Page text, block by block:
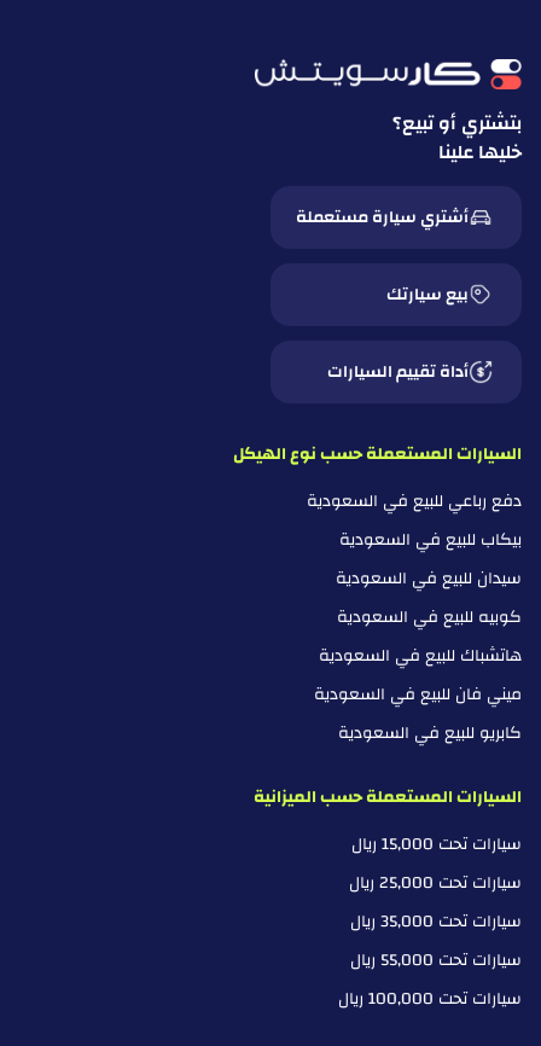
بتشتري أو تبيع؟
خليها علينا
أشتري سيارة مستعملة
بيع سيارتك
أداة تقييم السيارات
السيارات المستعملة حسب نوع الهيكل
دفع رباعي للبيع في السعودية
بيكاب للبيع في السعودية
سيدان للبيع في السعودية
كوبيه للبيع في السعودية
هاتشباك للبيع في السعودية
ميني فان للبيع في السعودية
كابريو للبيع في السعودية
السيارات المستعملة حسب الميزانية
سيارات تحت 15,000 ريال
سيارات تحت 25,000 ريال
سيارات تحت 35,000 ريال
سيارات تحت 55,000 ريال
سيارات تحت 100,000 ريال